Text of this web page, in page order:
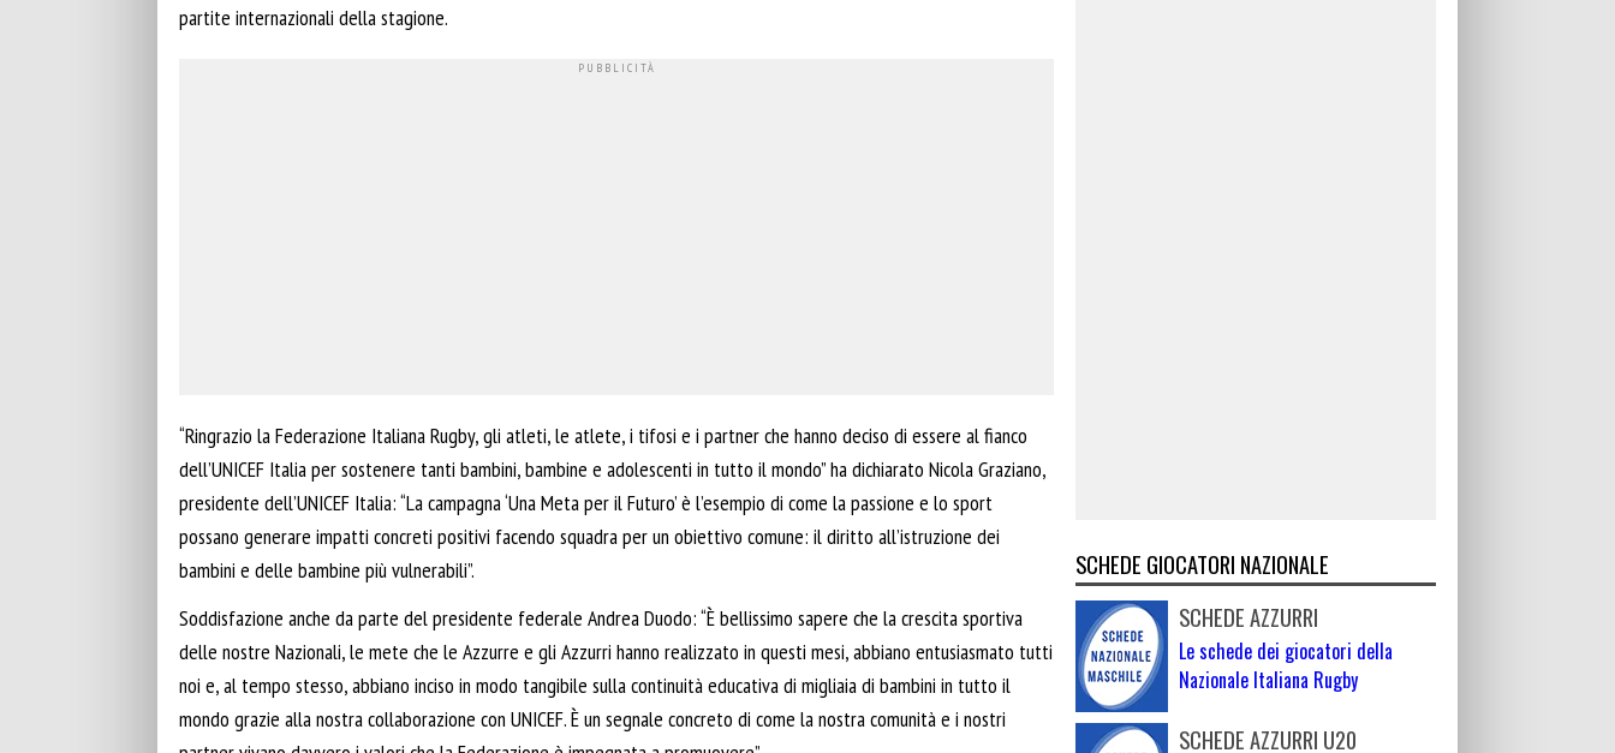
partite internazionali della stagione.
“Ringrazio la Federazione Italiana Rugby, gli atleti, le atlete, i tifosi e i partner che hanno deciso di essere al fianco
dell’UNICEF Italia per sostenere tanti bambini, bambine e adolescenti in tutto il mondo” ha dichiarato Nicola Graziano,
presidente dell’UNICEF Italia: “La campagna ‘Una Meta per il Futuro’ è l’esempio di come la passione e lo sport
possano generare impatti concreti positivi facendo squadra per un obiettivo comune: il diritto all’istruzione dei
bambini e delle bambine più vulnerabili”.
Soddisfazione anche da parte del presidente federale Andrea Duodo: “È bellissimo sapere che la crescita sportiva
delle nostre Nazionali, le mete che le Azzurre e gli Azzurri hanno realizzato in questi mesi, abbiano entusiasmato tutti
noi e, al tempo stesso, abbiano inciso in modo tangibile sulla continuità educativa di migliaia di bambini in tutto il
mondo grazie alla nostra collaborazione con UNICEF. È un segnale concreto di come la nostra comunità e i nostri
SCHEDE GIOCATORI NAZIONALE
SCHEDE AZZURRI
Le schede dei giocatori della
Nazionale Italiana Rugby
SCHEDE AZZURRI U20